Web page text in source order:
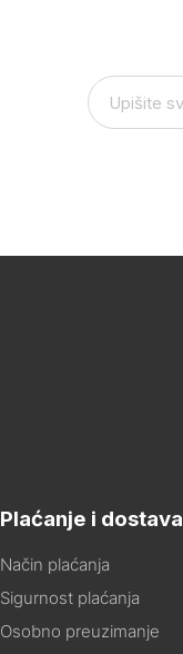
Plaćanje i dostava
Način plaćanja
Sigurnost plaćanja
Osobno preuzimanje